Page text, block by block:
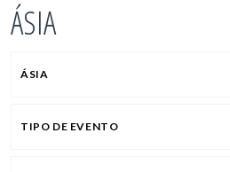
ÁSIA
ÁSIA
TIPO DE EVENTO